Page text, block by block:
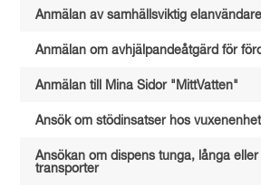
Anmälan av samhällsviktig
Anmälan om avhjälpandeåtgärd för
Anmälan till Mina Sidor "MittVatten"
Ansök om stödinsatser hos
Ansökan om dispens tunga, långa
transporter